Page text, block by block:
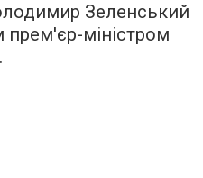
Зеленський
міністром